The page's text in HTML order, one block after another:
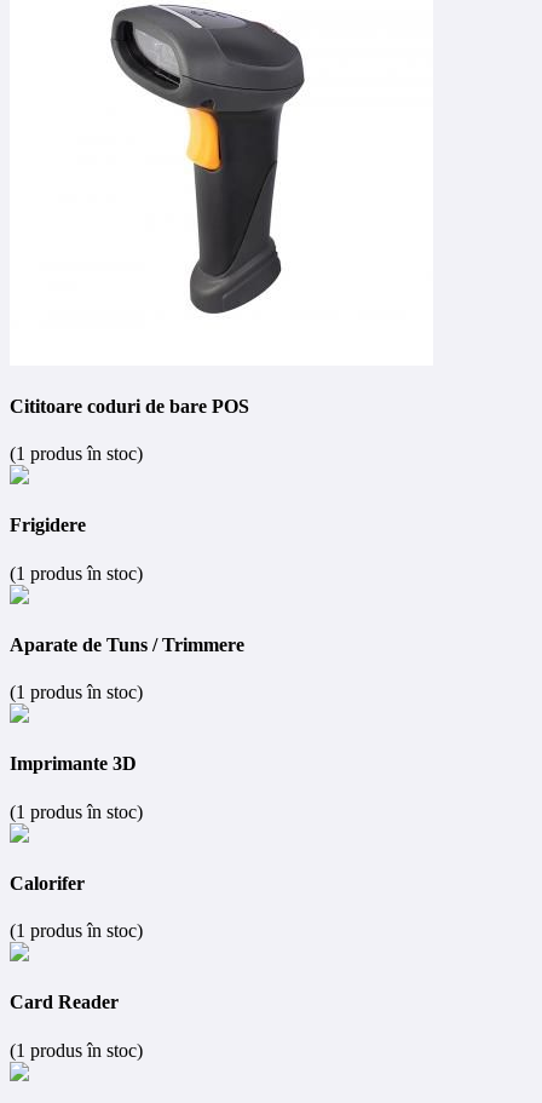
Cititoare coduri de bare POS
(1 produs în stoc)
Frigidere
(1 produs în stoc)
Aparate de Tuns / Trimmere
(1 produs în stoc)
Imprimante 3D
(1 produs în stoc)
Calorifer
(1 produs în stoc)
Card Reader
(1 produs în stoc)